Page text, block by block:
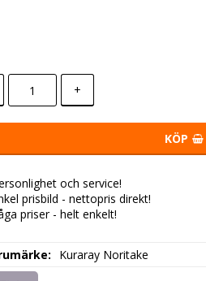
+
KÖP
och service!
prisbild - nettopris direkt!
priser - helt enkelt!
Kuraray Noritake